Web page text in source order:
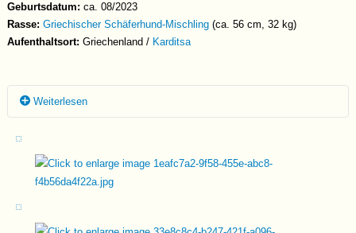
Geburtsdatum: ca. 08/2023
Rasse: Griechischer Schäferhund-Mischling(ca. 56 cm, 32 kg)
Aufenthaltsort: Griechenland / Karditsa
Weiterlesen
Gizmo wurde mit seinem Bruder Harley und seiner Schwester Hazel
gefunden. Die Drei saßen zusammen vor einem Müllcontainer in den
Bergen und suchten dort nach Essensresten. Evi sah die Hunde nur
durch einen Zufall, hielt an und nahm sie sofort mit ins Shelter. Seit
dem leben sie nun zusammen mit anderen Hunden in einem
Gehege. Die Geschwister zeigen sich ein wenig verhalten und